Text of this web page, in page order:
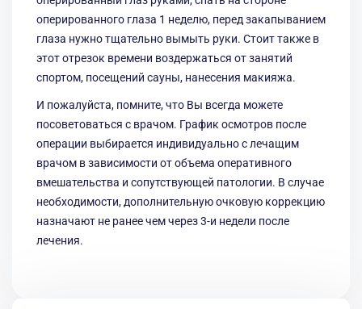
оперированного глаза 1 неделю, перед закапыванием
глаза нужно тщательно вымыть руки. Стоит также в
этот отрезок времени воздержаться от занятий
спортом, посещений сауны, нанесения макияжа.
И пожалуйста, помните, что Вы всегда можете
посоветоваться с врачом. График осмотров после
операции выбирается индивидуально с лечащим
врачом в зависимости от объема оперативного
вмешательства и сопутствующей патологии. В случае
необходимости, дополнительную очковую коррекцию
назначают не ранее чем через 3-и недели после
лечения.